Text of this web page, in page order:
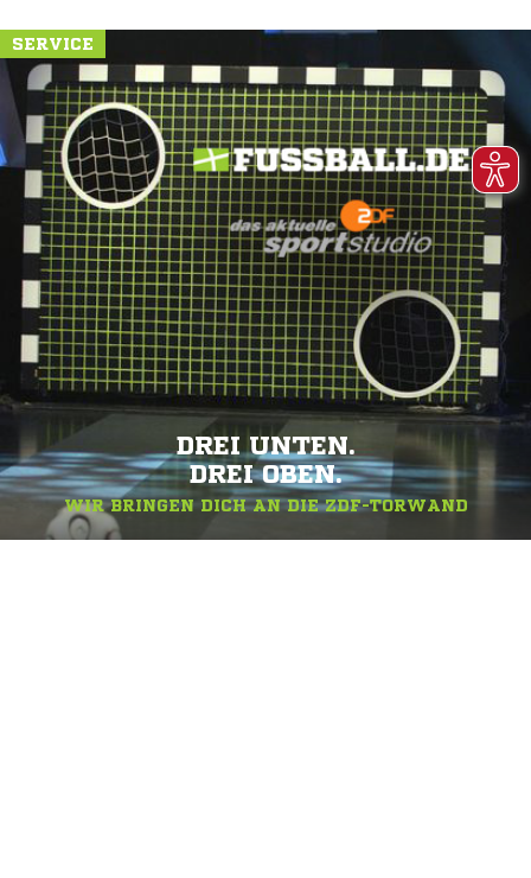
SERVICE
DREI UNTEN.
DREI OBEN.
WIR BRINGEN DICH AN DIE ZDF-TORWAND